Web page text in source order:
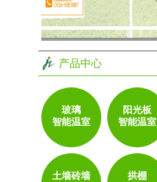
产品中心
玻璃
智能温室
阳光板
智能温室
土墙砖墙
拱棚